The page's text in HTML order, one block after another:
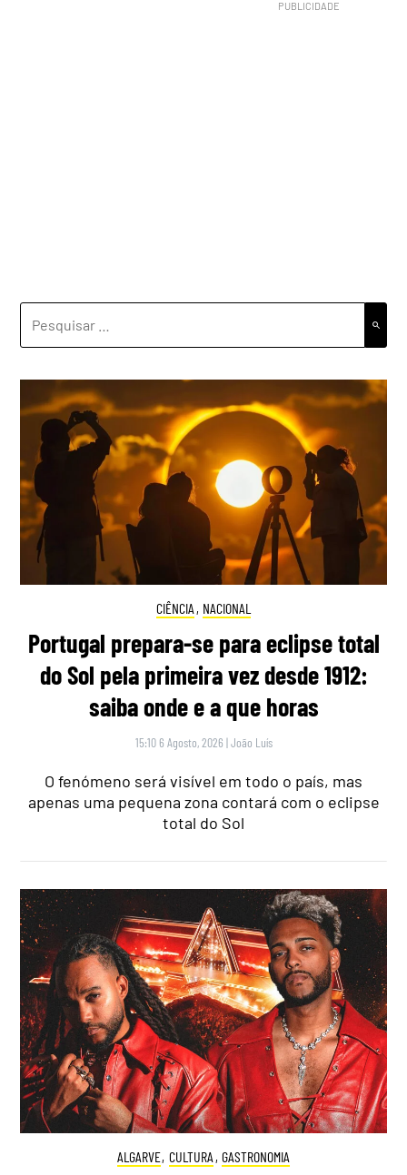
CIÊNCIA , NACIONAL
Portugal prepara-se para eclipse total
do Sol pela primeira vez desde 1912:
saiba onde e a que horas
15:10 6 Agosto, 2026 |João Luís
O fenómeno será visível em todo o país, mas
apenas uma pequena zona contará com o eclipse
total do Sol
ALGARVE, CULTURA , GASTRONOMIA